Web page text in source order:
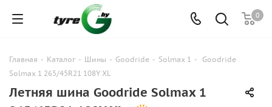
0
Главная - Каталог - Шины - Goodride - Solmax 1 -
Goodride
Solmax 1 265/45R21 108Y XL
Летняя шина Goodride Solmax 1